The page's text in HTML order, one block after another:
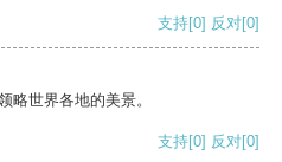
支持[0] 反对[0]
略世界各地的美景。
支持[0] 反对[0]